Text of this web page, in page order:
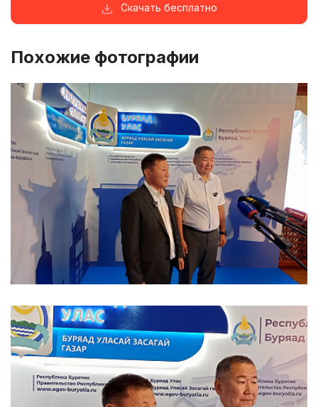
Скачать бесплатно
Похожие фотографии